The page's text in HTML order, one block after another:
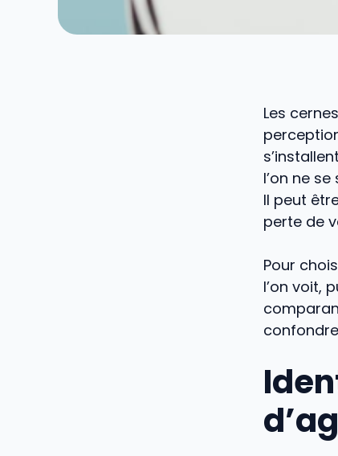
Les
l’on ne
Il peut
perte de
Pour
l’on voit,